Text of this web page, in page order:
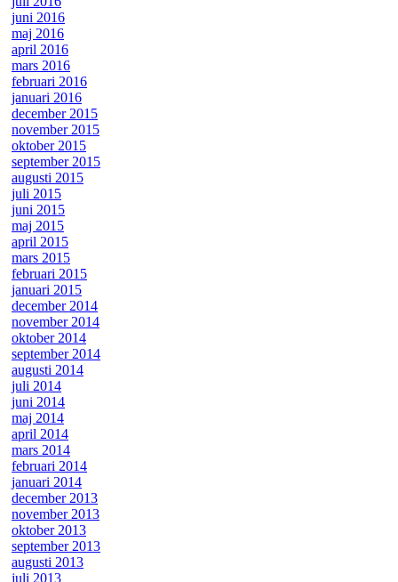
juni 2016
maj 2016
april 2016
mars 2016
februari 2016
januari 2016
december 2015
november 2015
oktober 2015
september 2015
augusti 2015
juli 2015
juni 2015
maj 2015
april 2015
mars 2015
februari 2015
januari 2015
december 2014
november 2014
oktober 2014
september 2014
augusti 2014
juli 2014
juni 2014
maj 2014
april 2014
mars 2014
februari 2014
januari 2014
december 2013
november 2013
oktober 2013
september 2013
augusti 2013
juli 2013